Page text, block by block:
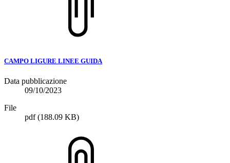
CAMPO LIGURE LINEE GUIDA
Data pubblicazione
09/10/2023
File
pdf(188.09 KB)